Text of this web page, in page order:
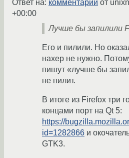
Ответ на: комментарий от
+00:00
Лучше бы запилили
Его и пилили. Но
нахер не нужно.
пишут «лучше бы
не пилит.
В итоге из Firefox три
концами порт на Qt 5:
https://
id=1282866 и
GTK3.